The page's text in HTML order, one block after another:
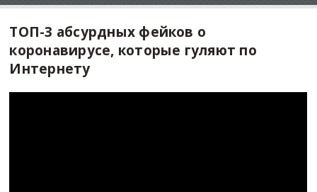
ТОП-3 абсурдных фейков о
коронавирусе, которые гуляют по
Интернету